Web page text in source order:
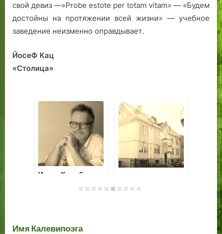
свой девиз —»Probe estote per totam vitam» — «Будем
достойны на протяжении всей жизни» — учебное
заведение неизменно оправдывает.
ЙосеФ Кац
«Столица»
Личный дом
русского Ревеля
Имя Калевипоэга